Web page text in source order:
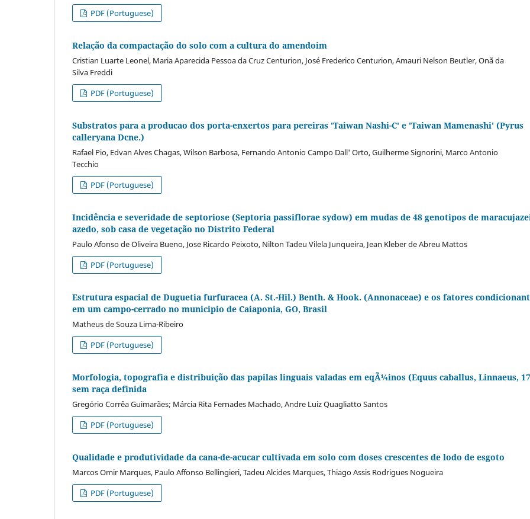
PDF (Portuguese)
Relação da compactação do solo com a cultura do amendoim
Cristian Luarte Leonel, Maria Aparecida Pessoa da Cruz Centurion, José Frederico Centurion, Amauri Nelson Beutler, Onã da
Silva Freddi
PDF (Portuguese)
Substratos para a producao dos porta-enxertos para pereiras 'Taiwan Nashi-C' e 'Taiwan Mamenashi' (Pyrus
calleryana Dcne.)
Rafael Pio, Edvan Alves Chagas, Wilson Barbosa, Fernando Antonio Campo Dall' Orto, Guilherme Signorini, Marco Antonio
Tecchio
PDF (Portuguese)
Incidência e severidade de septoriose (Septoria passiflorae sydow) em mudas de 48 genotipos de
azedo, sob casa de vegetação no Distrito Federal
Paulo Afonso de Oliveira Bueno, Jose Ricardo Peixoto, Nilton Tadeu Vilela Junqueira, Jean Kleber de Abreu Mattos
PDF (Portuguese)
Estrutura espacial de Duguetia furfuracea (A. St.-Hil.) Benth. & Hook. (Annonaceae) e os fatores
em um campo-cerrado no municipio de Caiaponia, GO, Brasil
Matheus de Souza Lima-Ribeiro
PDF (Portuguese)
Morfologia, topografia e distribuição das papilas linguais valadas em eqÃ¼inos (Equus caballus, Linnaeus,
sem raça definida
Gregório Corrêa Guimarães; Márcia Rita Fernades Machado, Andre Luiz Quagliatto Santos
PDF (Portuguese)
Qualidade e produtividade da cana-de-acucar cultivada em solo com doses crescentes de lodo de esgoto
Marcos Omir Marques, Paulo Affonso Bellingieri, Tadeu Alcides Marques, Thiago Assis Rodrigues Nogueira
PDF (Portuguese)